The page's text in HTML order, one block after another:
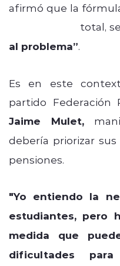
afirmó que la
total,
al problema”.
Es en este
partido Federación
Jaime Mulet,
debería priorizar
pensiones.
"Yo entiendo la
estudiantes, pero
medida que
dificultades